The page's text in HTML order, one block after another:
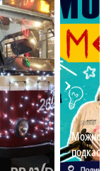
Можно
подкаст